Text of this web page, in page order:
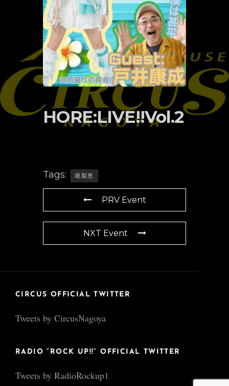
HORE:LIVE!!Vol.2
Tags: 堀梨恵
PRV Event
NXT Event
CIRCUS OFFICIAL TWITTER
Tweets by CircusNagoya
RADIO “ROCK UP!!” OFFICIAL TWITTER
Tweets by RadioRockup1